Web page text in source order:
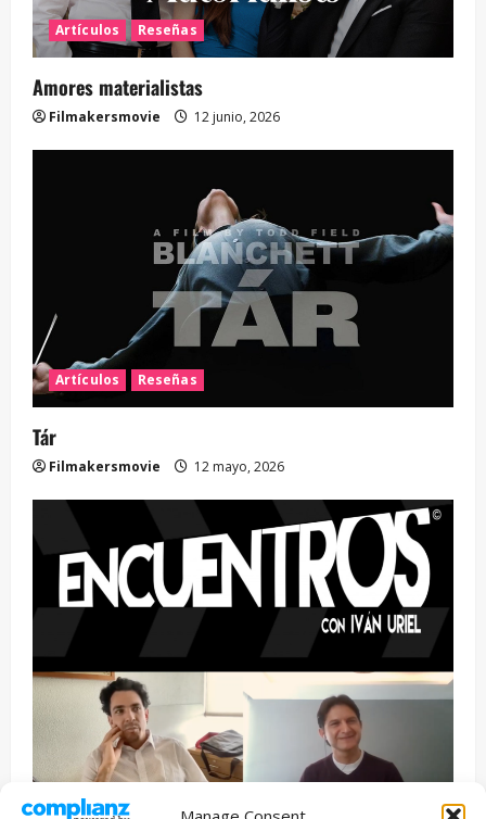
Artículos Reseñas
Amores materialistas
Filmakersmovie 12 junio, 2026
Artículos Reseñas
Tár
Filmakersmovie 12 mayo, 2026